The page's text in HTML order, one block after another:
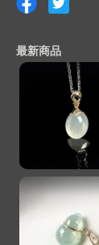
最新商品